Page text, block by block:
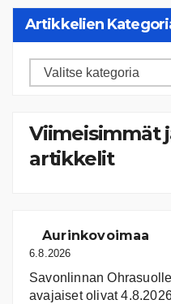
Artikkelien
Artikkelien
Viimeisimmät
artikkelit
Aurinkovoimaa
6.8.2026
Savonlinnan
avajaiset olivat